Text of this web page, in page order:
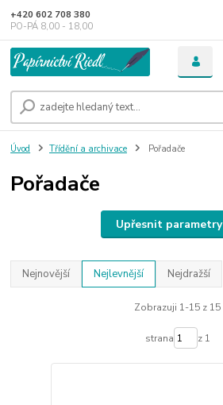
+420 602 708 380
PO-PÁ 8,00 - 18,00
Úvod Třídění a archivace Pořadače
Pořadače
Upřesnit parametry
Nejnovější Nejlevnější Nejdražší
Zobrazuji 1-15 z 15
strana z 1